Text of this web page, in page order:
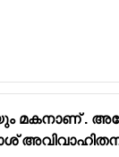
മകനാണ് .